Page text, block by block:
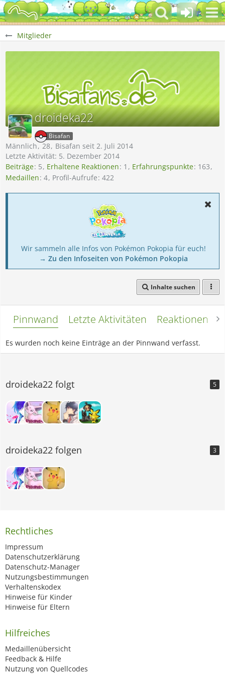
Mitglieder
droideka22
Bisafan
Männlich 28 Bisafan seit 2. Juli 2014
Letzte Aktivität: 5. Dezember 2014
Beiträge 5 Erhaltene Reaktionen 1 Erfahrungspunkte 163
Medaillen 4 Profil-Aufrufe 422
Wir sammeln alle Infos von Pokémon Pokopia für euch!
→ Zu den Infoseiten von Pokémon Pokopia
Inhalte suchen
Pinnwand Letzte Aktivitäten Reaktionen
Es wurden noch keine Einträge an der Pinnwand verfasst.
droideka22 folgt 5
droideka22 folgen 3
Rechtliches
Impressum
Datenschutzerklärung
Datenschutz-Manager
Nutzungsbestimmungen
Verhaltenskodex
Hinweise für Kinder
Hinweise für Eltern
Hilfreiches
Medaillenübersicht
Feedback & Hilfe
Nutzung von Quellcodes